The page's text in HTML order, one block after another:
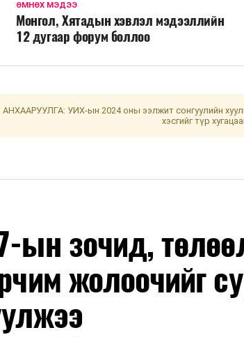
ӨМНӨХ МЭДЭЭ
Монгол, Хятадын хэвлэл мэдээллийн
12 дугаар форум боллоо
АНХААРУУЛГА: УИХ-ын 2024 оны ээлжит сонгуулийн
хэсгийг түр
ын зочид,
жолоочийг